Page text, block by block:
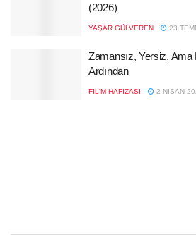
(2026)
YAŞAR GÜLVEREN 23
Zamansız, Yersiz, Ama
Ardından
FIL'M HAFIZASI 2 NISAN